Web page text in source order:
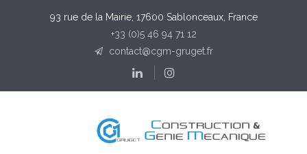
93 rue de la Mairie, 17600 Sablonceaux, France
+33 (0)5 46 94 71 12
contact@cgm-gruget.fr